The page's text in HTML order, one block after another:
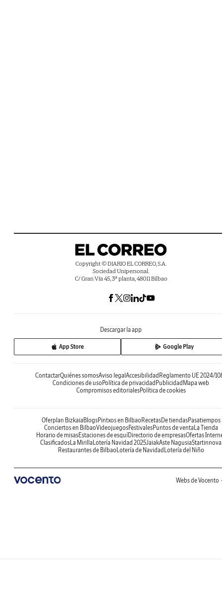
Copyright © DIARIO EL CORREO, S.A.
Sociedad Unipersonal.
C/ Gran Vía 45, 3ª planta, 48011 Bilbao
Descargar la app
App Store Google Play
ContactarQuiénes somosAviso legal Accesibilidad Reglamento UE 2024/
Condiciones de uso Política de privacidad Publicidad Mapa web
Compromisos editorialesPolítica de cookies
Oferplan Bizkaia BlogsPintxos en Bilbao RecetasDe tiendasPasatiempos
Conciertos en BilbaoVideojuegosFestivalesPuntos de venta La Tienda
Horario de misasEstaciones de esquíDirectorio de empresasOfertas
Clasificados La Mirilla Lotería Navidad 2025JaiakAste NagusiaStartinnova
Restaurantes de Bilbao Lotería de Navidad Lotería del Niño
Webs de Vocento